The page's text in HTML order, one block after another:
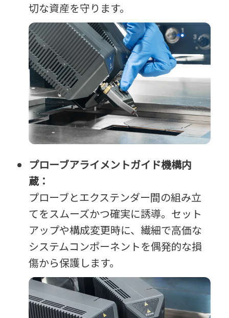
切な資産を守ります。
プローブアライメントガイド機構内
蔵：
プローブとエクステンダー間の組み立
てをスムーズかつ確実に誘導。セット
アップや構成変更時に、繊細で高価な
システムコンポーネントを偶発的な損
傷から保護します。